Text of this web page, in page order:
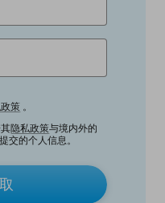
策 。
隐私政策与境内外的
交的个人信息。